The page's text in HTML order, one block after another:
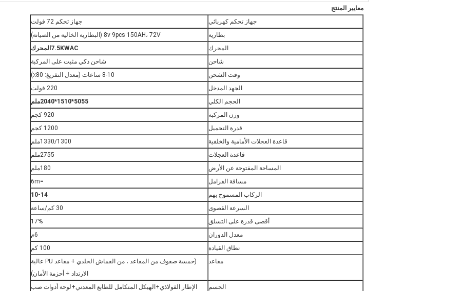
معايير المنتج
جهاز تحكم كهربائي
جهاز تحكم 72 فولت
بطارية
8v 9pcs 150AH، 72V (البطارية الخالية من الصيانة)
المحرك
7.5KWAC
المحرك
شاحن
شاحن ذكي مثبت على المركبة
وقت الشحن
8-10 ساعات (معدل التفريغ: 80٪)
الجهد المدخل
220 فولت
الحجم الكلي
5055*1510*2040ملم
وزن المركبة
920 كجم
قدرة التحميل
1200 كجم
قاعدة العجلات الأمامية والخلفية
1330/1300ملم
قاعدة العجلات
2755ملم
المساحة المفتوحة عن الأرض
180ملم
مسافة الفرامل
=6m
الركاب المسموح بهم
10-14
السرعة القصوى
30 كم/ساعة
أقصى قدرة على التسلق
17%
معدل الدوران
6م
نطاق القيادة
100 كم
مقاعد
(خمسة صفوف من المقاعد ، من القماش الجلدي + مقاعد PU عالية
الارتداد + أحزمة الأمان)
الجسم
الإطار الفولاذي+الهيكل المتكامل للطابع المعدني+لوحة أدوات صب